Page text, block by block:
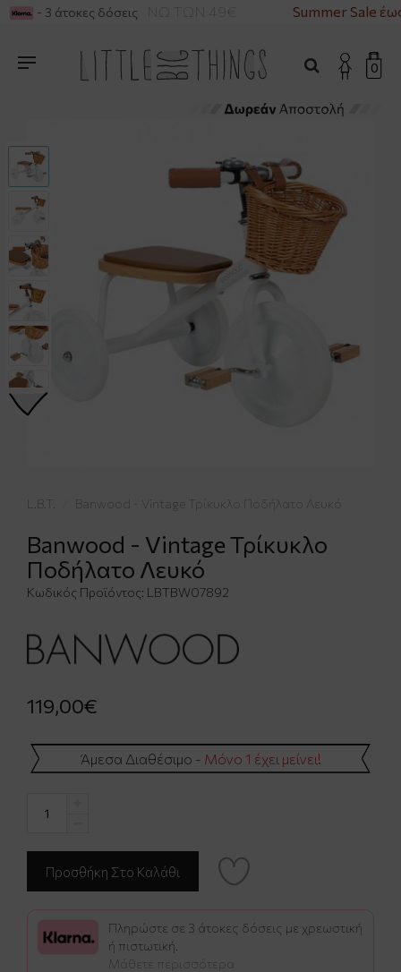
ΓΙΑ ΑΓΟΡΕΣ ΑΝΩ ΤΩΝ 49€ Summer Sale
- 3 άτοκες δόσεις
0
L.B.T. Banwood - Vintage Τρίκυκλο Ποδήλατο Λευκό
Banwood - Vintage Τρίκυκλο
Ποδήλατο Λευκό
Κωδικός Προϊόντος: LBTBW07892
119,00€
Άμεσα Διαθέσιμο - Μόνο 1 έχει μείνει!
Πληρώστε σε 3 άτοκες δόσεις με χρεωστική
ή πιστωτική.
Μάθετε περισσότερα